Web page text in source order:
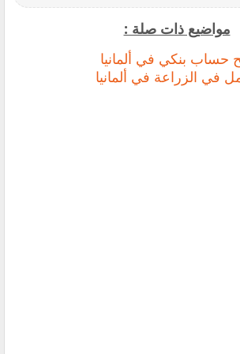
مواضيع ذات صلة :
حساب بنكي في ألمانيا
في الزراعة في ألمانيا